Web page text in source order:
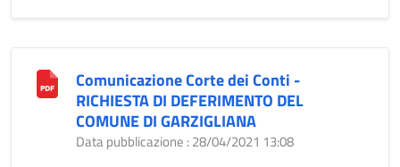
Comunicazione Corte dei Conti -
RICHIESTA DI DEFERIMENTO DEL
COMUNE DI GARZIGLIANA
Data pubblicazione : 28/04/2021 13:08